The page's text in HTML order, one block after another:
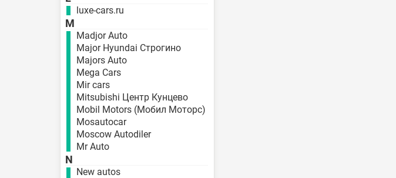
luxe-cars.ru
M
Madjor Auto
Major Hyundai Строгино
Majors Auto
Mega Cars
Mir cars
Mitsubishi Центр Кунцево
Mobil Motors (Мобил Моторс)
Mosautocar
Moscow Autodiler
Mr Auto
N
New autos